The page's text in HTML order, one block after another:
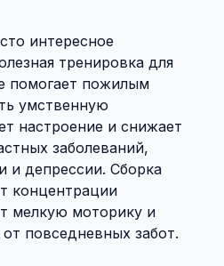
интересное
тренировка для
помогает пожилым
умственную
настроение и снижает
заболеваний,
и депрессии. Сборка
концентрации
мелкую моторику и
повседневных забот.